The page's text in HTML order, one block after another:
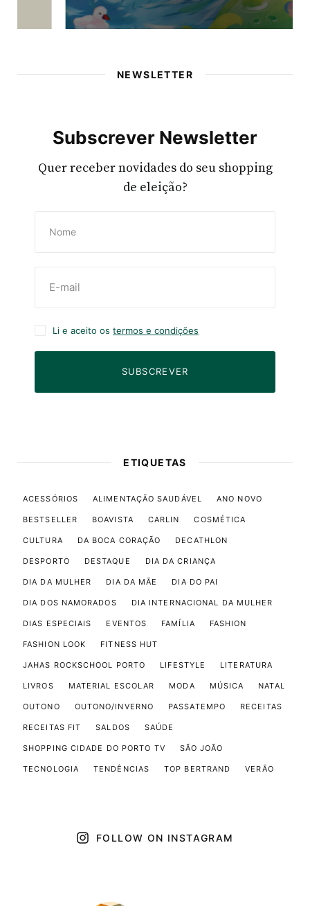
NEWSLETTER
Subscrever Newsletter
Quer receber novidades do seu shopping
de eleição?
Li e aceito os termos e condições
SUBSCREVER
ETIQUETAS
ACESSÓRIOS ALIMENTAÇÃO SAUDÁVEL ANO NOVO
BESTSELLER BOAVISTA CARLIN COSMÉTICA
CULTURA DA BOCA CORAÇÃO DECATHLON
DESPORTO DESTAQUE DIA DA CRIANÇA
DIA DA MULHER DIA DA MÃE DIA DO PAI
DIA DOS NAMORADOS DIA INTERNACIONAL DA MULHER
DIAS ESPECIAIS EVENTOS FAMÍLIA FASHION
FASHION LOOK FITNESS HUT
JAHAS ROCKSCHOOL PORTO LIFESTYLE LITERATURA
LIVROS MATERIAL ESCOLAR MODA MÚSICA NATAL
OUTONO OUTONO/INVERNO PASSATEMPO RECEITAS
RECEITAS FIT SALDOS SAÚDE
SHOPPING CIDADE DO PORTO TV SÃO JOÃO
TECNOLOGIA TENDÊNCIAS TOP BERTRAND VERÃO
FOLLOW ON INSTAGRAM